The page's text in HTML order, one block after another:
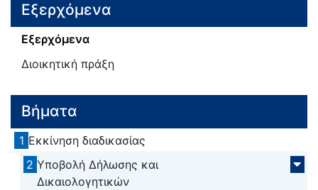
Εξερχόμενα
Εξερχόμενα
Διοικητική πράξη
Βήματα
1 Εκκίνηση διαδικασίας
2 Υποβολή Δήλωσης και
Δικαιολογητικών